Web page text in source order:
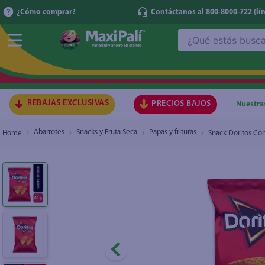
¿Cómo comprar? Contáctanos al 800-8000-722
REBAJAS EXCLUSIVAS PRECIOS BAJOS
Abarrotes Snacks y Fruta Seca Papas y frituras Snack Doritos
Snack Doritos Con Sabor A Nacho Cheese - 60
1.
2.
6.
7.
atun
8.